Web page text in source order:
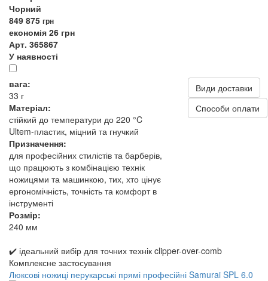
Чорний
849 875 грн
економія 26 грн
Арт. 365867
У наявності
вага:
33 г
Матеріал:
стійкий до температури до 220 °C
Ultem-пластик, міцний та гнучкий
Призначення:
для професійних стилістів та барберів,
що працюють з комбінацією технік
ножицями та машинкою, тих, хто цінує
ергономічність, точність та комфорт в
інструменті
Розмір:
240 мм
Види доставки
Способи оплати
✔️ ідеальний вибір для точних технік clipper-over-comb
Комплексне застосування
Люксові ножиці перукарські прямі професійні Samurai SPL 6.0